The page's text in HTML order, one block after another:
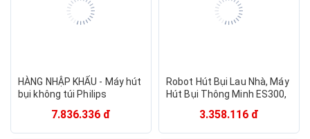
HÀNG NHẬP KHẨU - Máy hút
bụi không túi Philips
Serial 5000, công suất
1700W
7.836.336 đ
Robot Hút Bụi Lau Nhà, Máy
Hút Bụi Thông Minh ES300,
APP điện thoại Tự
ĐộngHàng Nhập Khẩu
3.358.116 đ